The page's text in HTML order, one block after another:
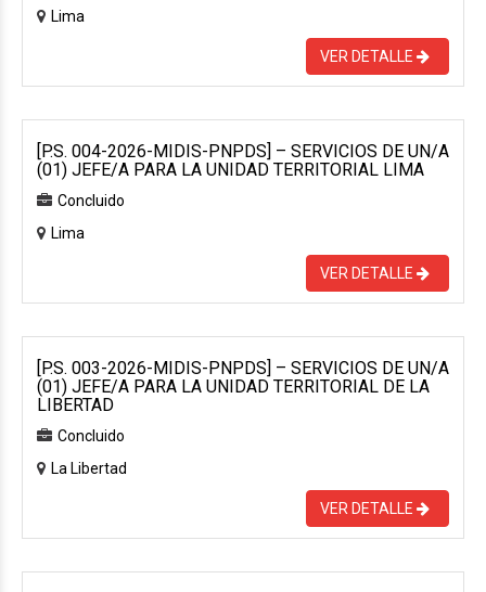
Lima
VER DETALLE
[P.S. 004-2026-MIDIS-PNPDS] – SERVICIOS DE UN/A
(01) JEFE/A PARA LA UNIDAD TERRITORIAL LIMA
Concluido
Lima
VER DETALLE
[P.S. 003-2026-MIDIS-PNPDS] – SERVICIOS DE UN/A
(01) JEFE/A PARA LA UNIDAD TERRITORIAL DE LA
LIBERTAD
Concluido
La Libertad
VER DETALLE